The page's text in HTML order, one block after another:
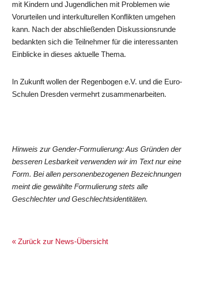
mit Kindern und Jugendlichen mit Problemen wie
Vorurteilen und interkulturellen Konflikten umgehen
kann. Nach der abschließenden Diskussionsrunde
bedankten sich die Teilnehmer für die interessanten
Einblicke in dieses aktuelle Thema.
In Zukunft wollen der Regenbogen e.V. und die Euro-
Schulen Dresden vermehrt zusammenarbeiten.
Hinweis zur Gender-Formulierung: Aus Gründen der
besseren Lesbarkeit verwenden wir im Text nur eine
Form. Bei allen personenbezogenen Bezeichnungen
meint die gewählte Formulierung stets alle
Geschlechter und Geschlechtsidentitäten.
« Zurück zur News-Übersicht